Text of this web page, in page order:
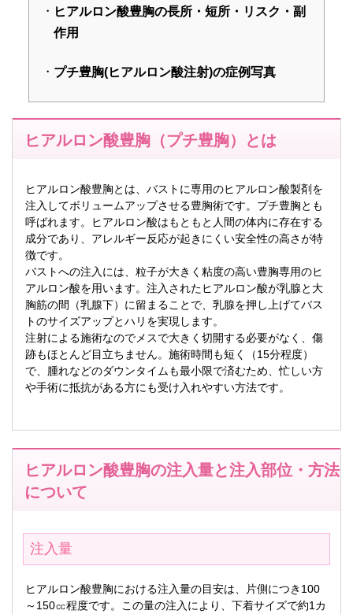
ヒアルロン酸豊胸の長所・短所・リスク・副
作用
プチ豊胸(ヒアルロン酸注射)の症例写真
ヒアルロン酸豊胸（プチ豊胸）とは
ヒアルロン酸豊胸とは、バストに専用のヒアルロン酸製剤を
注入してボリュームアップさせる豊胸術です。プチ豊胸とも
呼ばれます。ヒアルロン酸はもともと人間の体内に存在する
成分であり、アレルギー反応が起きにくい安全性の高さが特
徴です。
バストへの注入には、粒子が大きく粘度の高い豊胸専用のヒ
アルロン酸を用います。注入されたヒアルロン酸が乳腺と大
胸筋の間（乳腺下）に留まることで、乳腺を押し上げてバス
トのサイズアップとハリを実現します。
注射による施術なのでメスで大きく切開する必要がなく、傷
跡もほとんど目立ちません。施術時間も短く（15分程度）
で、腫れなどのダウンタイムも最小限で済むため、忙しい方
や手術に抵抗がある方にも受け入れやすい方法です。
ヒアルロン酸豊胸の注入量と注入部位・方法
について
注入量
ヒアルロン酸豊胸における注入量の目安は、片側につき100
～150㏄程度です。この量の注入により、下着サイズで約1カ